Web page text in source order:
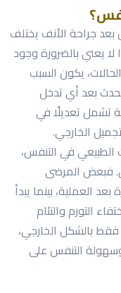
جراحة الأنف يختلف
لا يعني بالضرورة وجود
يكون السبب
بعد أي تدخل
تشمل تعديلًا في
الخارجي.
الطبيعي في التنفس،
فبعض المرضى
العملية، بينما يبدأ
التورم والتئام
فقط بالشكل الخارجي،
التنفس على